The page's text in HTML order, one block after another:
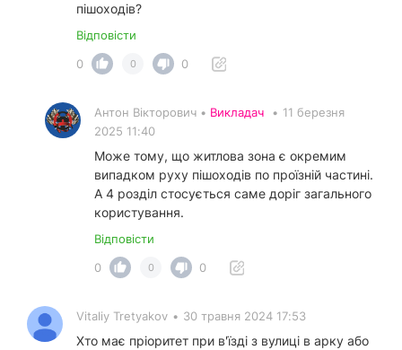
пішоходів?
Відповісти
0
0 0
Антон Вікторович • Викладач • 11 березня
2025 11:40
Може тому, що житлова зона є окремим
випадком руху пішоходів по проїзній частині.
А 4 розділ стосується саме доріг загального
користування.
Відповісти
0
0 0
Vitaliy Tretyakov • 30 травня 2024 17:53
Хто має пріоритет при в'їзді з вулиці в арку або